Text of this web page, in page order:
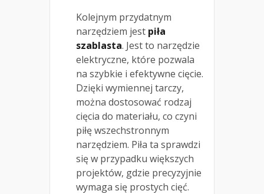
Kolejnym przydatnym
narzędziem jest piła
szablasta. Jest to narzędzie
elektryczne, które pozwala
na szybkie i efektywne cięcie.
Dzięki wymiennej tarczy,
można dostosować rodzaj
cięcia do materiału, co czyni
piłę wszechstronnym
narzędziem. Piła ta sprawdzi
się w przypadku większych
projektów, gdzie precyzyjnie
wymaga się prostych cięć.